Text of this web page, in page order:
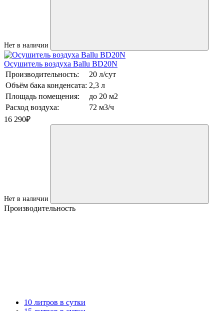
Нет в наличии
Осушитель воздуха Ballu BD20N
Производительность:
20 л/сут
Объём бака конденсата: 2,3 л
Площадь помещения:
до 20 м2
Расход воздуха:
72 м3/ч
16 290₽
Нет в наличии
Производительность
10 литров в сутки